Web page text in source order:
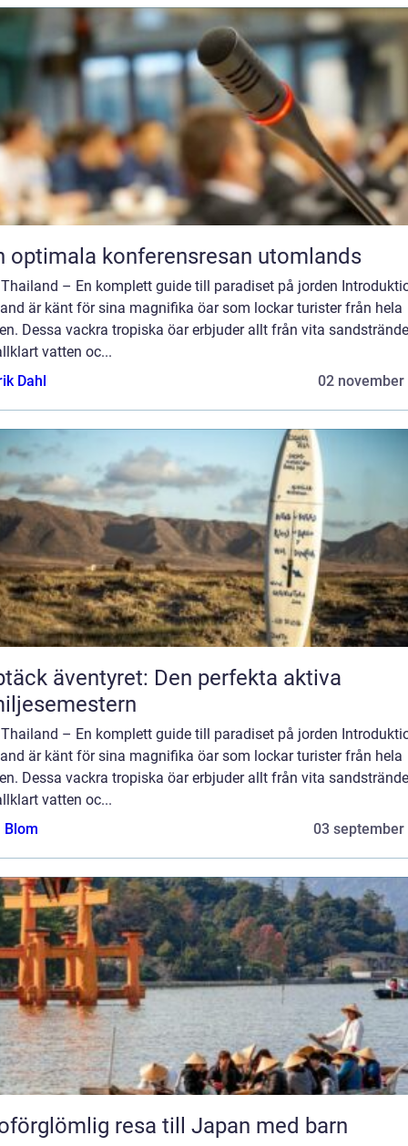
optimala konferensresan utomlands
– En komplett guide till paradiset på jorden
är känt för sina magnifika öar som lockar turister från hela
Dessa vackra tropiska öar erbjuder allt från vita
vatten oc...
Dahl
02 november
äventyret: Den perfekta aktiva
– En komplett guide till paradiset på jorden
är känt för sina magnifika öar som lockar turister från hela
Dessa vackra tropiska öar erbjuder allt från vita
vatten oc...
Blom
03 september
resa till Japan med barn